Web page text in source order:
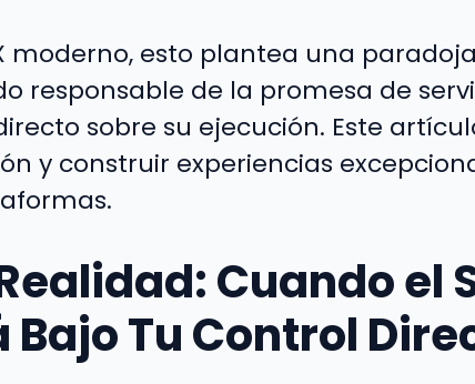
moderno, esto plantea una
responsable de la promesa de
sobre su ejecución. Este
y construir experiencias
Cuando el
Bajo Tu Control